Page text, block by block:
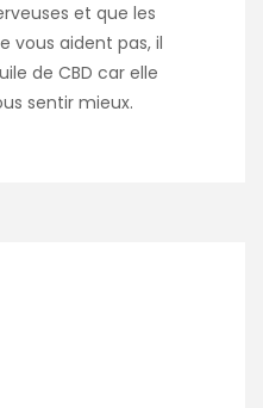
et que les
vous aident pas, il
de CBD car elle
sentir mieux.